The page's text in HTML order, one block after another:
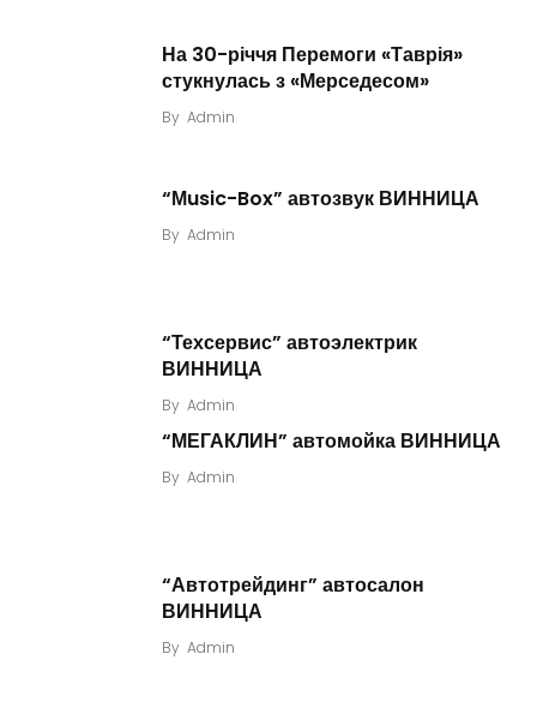
На 30-річчя Перемоги «Таврія»
стукнулась з «Мерседесом»
By Admin
“Мusic-Box” автозвук ВИННИЦА
By Admin
“Техсервис” автоэлектрик
ВИННИЦА
By Admin
“МЕГАКЛИН” автомойка ВИННИЦА
By Admin
“Автотрейдинг” автосалон
ВИННИЦА
By Admin